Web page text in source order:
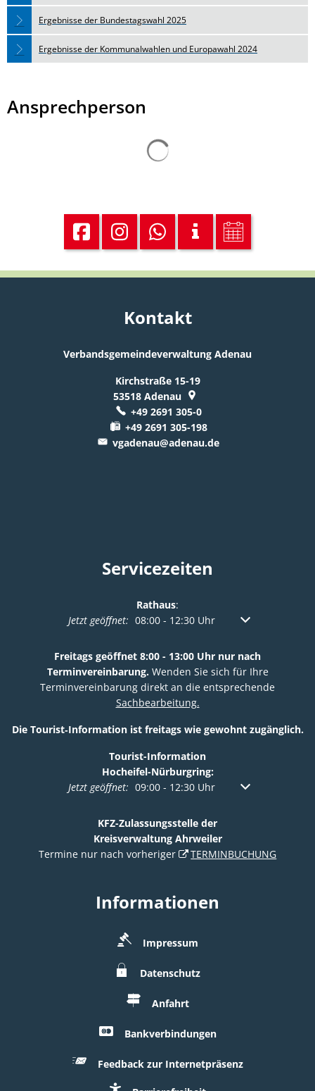
Ergebnisse der Bundestagswahl 2025
Ergebnisse der Kommunalwahlen und Europawahl 2024
Ansprechperson
Kontakt
Verbandsgemeindeverwaltung Adenau
Kirchstraße 15-19
53518 Adenau
+49 2691 305-0
+49 2691 305-198
vgadenau@adenau.de
Servicezeiten
Rathaus:
Klicken, um weitere Öffnungs- oder Schließzeiten
Jetzt geöffnet: 08:00 - 12:30 Uhr Von 08:00 bis
Freitags geöffnet 8:00 - 13:00 Uhr nur nach
Terminvereinbarung. Wenden Sie sich für Ihre
Terminvereinbarung direkt an die entsprechende
Sachbearbeitung.
Die Tourist‑Information ist freitags wie gewohnt zugänglich.
Tourist-Information
Hocheifel-Nürburgring:
Klicken, um weitere Öffnungs- oder Schließzeiten
Jetzt geöffnet: 09:00 - 12:30 Uhr Von 09:00 bis
KFZ-Zulassungsstelle der
Kreisverwaltung Ahrweiler
Termine nur nach vorheriger
TERMINBUCHUNG
Informationen
Impressum
Datenschutz
Anfahrt
Bankverbindungen
Feedback zur Internetpräsenz